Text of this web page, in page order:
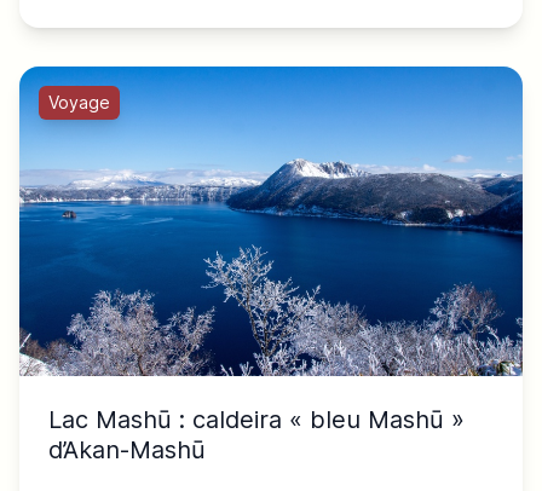
Voyage
Lac Mashū : caldeira « bleu Mashū »
d’Akan-Mashū